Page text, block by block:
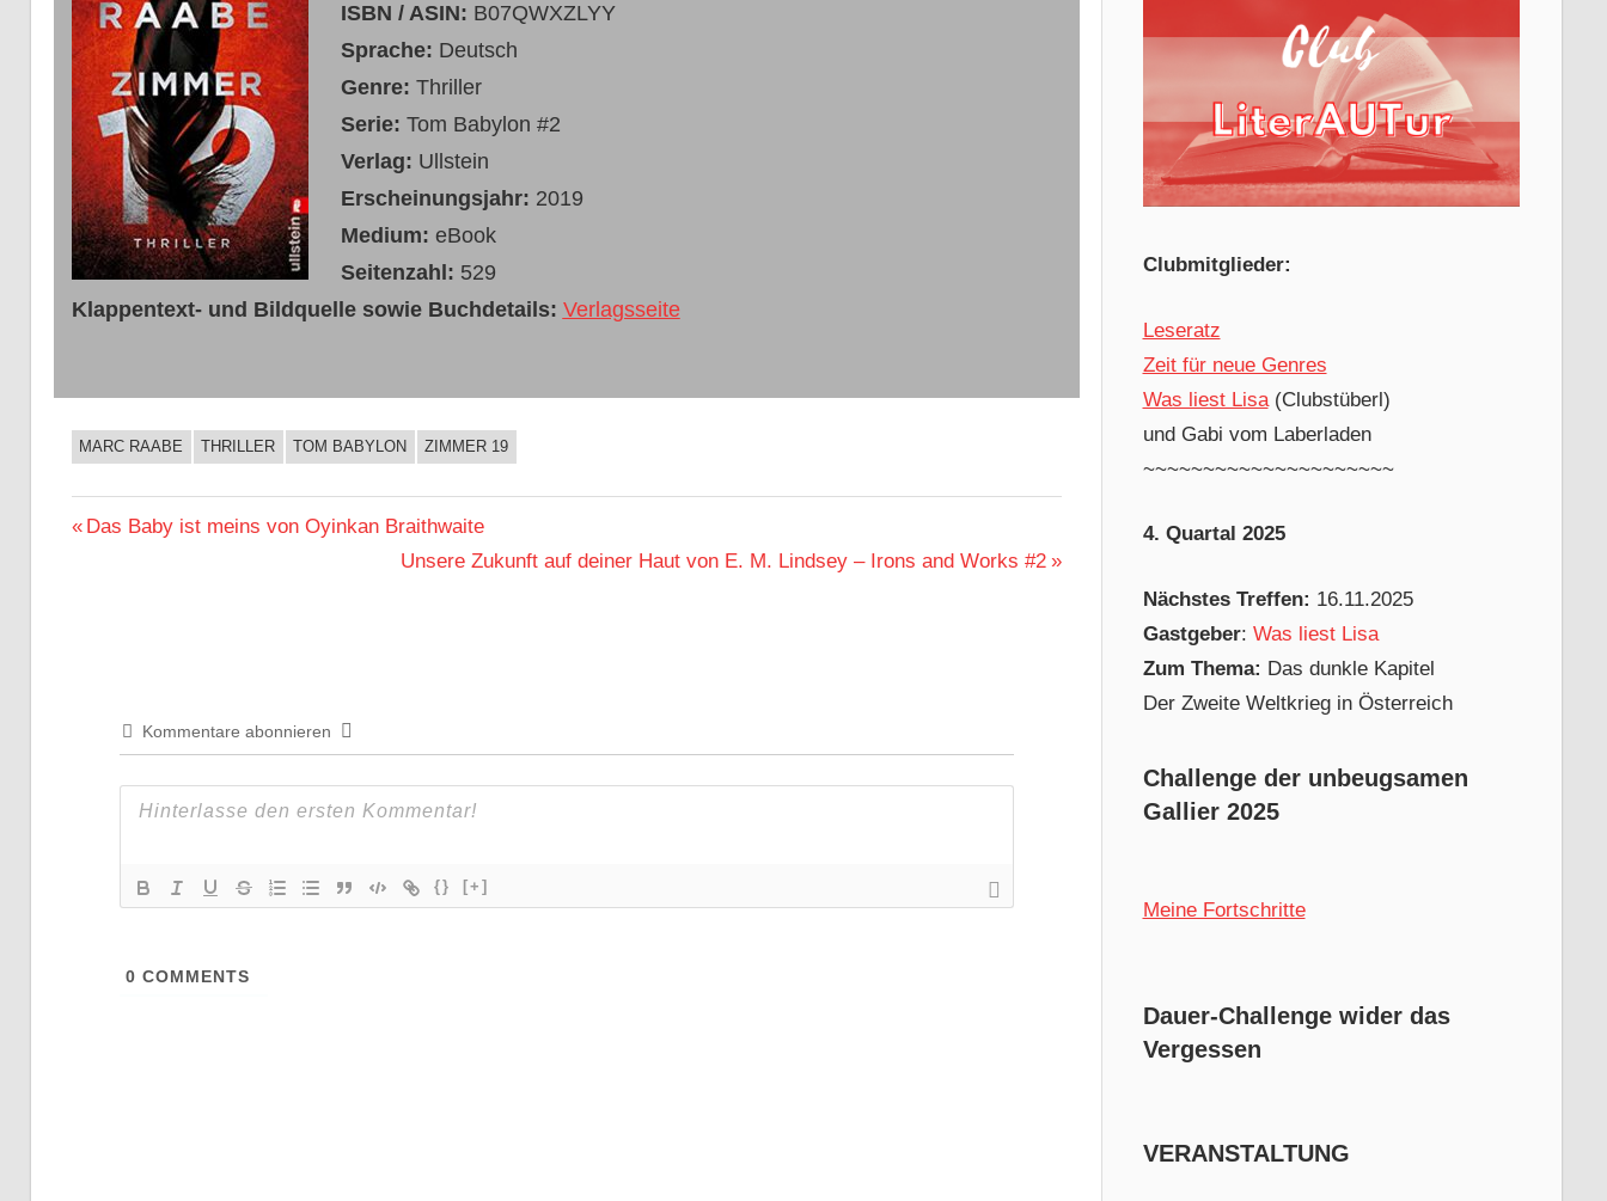
ISBN / ASIN: B07QWXZLYY
Sprache: Deutsch
Genre: Thriller
Serie: Tom Babylon #2
Verlag: Ullstein
Erscheinungsjahr: 2019
Medium: eBook
Seitenzahl: 529
Klappentext- und Bildquelle sowie Buchdetails: Verlagsseite
BUCHIGES
MARC RAABE THRILLER TOM BABYLON ZIMMER 19
Beitragsnavigation
Vorheriger
Das Baby ist meins von Oyinkan Braithwaite
Nächster
Unsere Zukunft auf deiner Haut von E. M. Lindsey – Irons and Works #2
Kommentare abonnieren
{} [+]
0 COMMENTS
Clubmitglieder:
Leseratz
Zeit für neue Genres
Was liest Lisa(Clubstüberl)
und Gabi vom Laberladen
~~~~~~~~~~~~~~~~~~~~~
4. Quartal 2025
Nächstes Treffen: 16.11.2025
Gastgeber: Was liest Lisa
Zum Thema: Das dunkle Kapitel
Der Zweite Weltkrieg in Österreich
Challenge der unbeugsamen
Gallier 2025
Meine Fortschritte
Dauer-Challenge wider das
Vergessen
VERANSTALTUNG